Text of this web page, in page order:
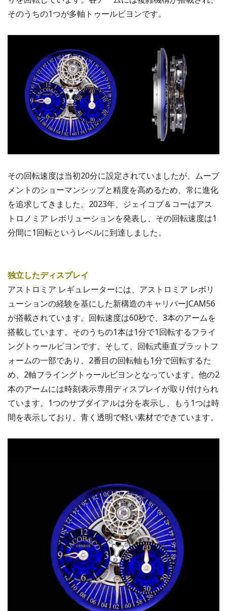
そのうちの1つが多軸トゥールビヨンです。
その回転速度は当初20分に設定されていましたが、ムーブ
メントのショーマンシップと精度を高めるため、常に進化
を追求してきました。2023年、ジェイコブ＆コーはアス
トロノミア レボリューションを発表し、その回転速度は1
分間に1回転というレベルに到達しました。
独立したディスプレイ
アストロミア レギュレーターには、アストロミア レボリ
ューションの経験を基にした新構造のキャリバーJCAM56
が搭載されています。回転速度は60秒で、3本のアームを
搭載しています。そのうちの1本は1分で1回転するフライ
ングトゥールビヨンです。そして、回転式垂直プラットフ
ォームの一部であり、2番目の回転軸も1分で回転するた
め、2軸フライングトゥールビヨンとなっています。他の2
本のアームには時刻表示専用ディスプレイが取り付けられ
ています。1つのサブダイアルは分を表示し、もう1つは時
間を表示しており、青く透明で軽い素材でできています。